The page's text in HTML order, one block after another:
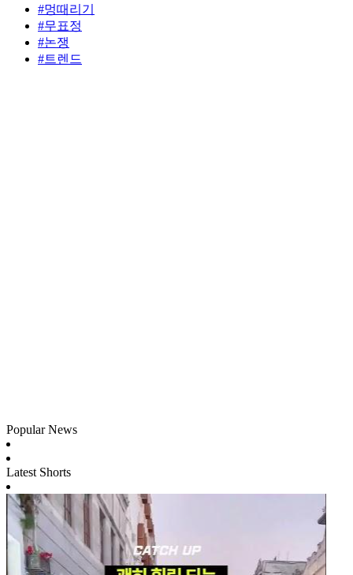
#멍때리기
#무표정
#논쟁
#트렌드
Popular News
Latest Shorts